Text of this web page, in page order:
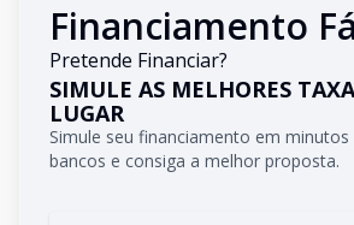
Financiamento
Pretende Financiar?
SIMULE AS MELHORES
LUGAR
Simule seu financiamento em
bancos e consiga a melhor proposta.